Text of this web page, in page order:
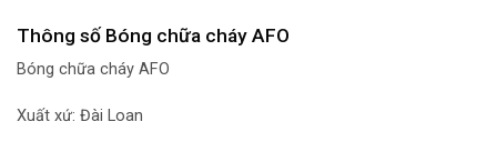
Thông số Bóng chữa cháy AFO
Bóng chữa cháy AFO
Xuất xứ: Đài Loan